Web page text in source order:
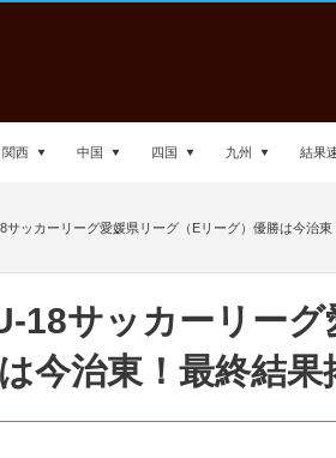
関西 中国 四国 九州 結果
サッカーリーグ愛媛県リーグ（Eリーグ）優勝は今治東
18サッカーリーグ
今治東！最終結果